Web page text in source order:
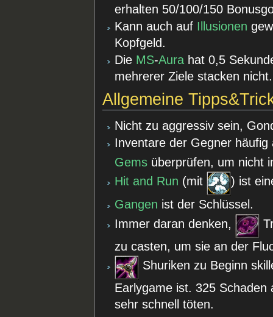
erhalten 50/100/150
Kann auch auf Illusionen
Kopfgeld.
Die MS-Aura hat 0,5
mehrerer Ziele stacken nicht.
Allgemeine
Nicht zu aggressiv sein,
Inventare der Gegner
Gems überprüfen, um nicht
Hit and Run (mit
) ist
Gangen ist der Schlüssel.
Immer daran denken,
zu casten, um sie an der
Shuriken zu Beginn
Earlygame ist. 325
sehr schnell töten.